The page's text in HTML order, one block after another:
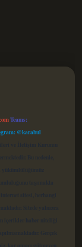
Teams:
@karabul